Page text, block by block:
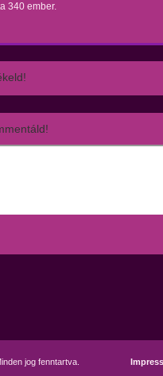
340 ember.
jog fenntartva.